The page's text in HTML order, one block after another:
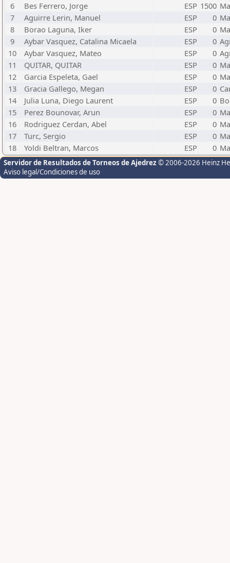
6
Bes Ferrero, Jorge ESP 1500
7
Aguirre Lerin, Manuel ESP 0
8
Borao Laguna, Iker ESP 0
9
Aybar Vasquez, Catalina Micaela ESP 0
10
Aybar Vasquez, Mateo ESP 0
11
QUITAR, QUITAR ESP 0
12
Garcia Espeleta, Gael ESP 0
13
Gracia Gallego, Megan ESP 0
14
Julia Luna, Diego Laurent ESP 0
15
Perez Bounovar, Arun ESP 0
16
Rodriguez Cerdan, Abel ESP 0
17
Turc, Sergio ESP 0
18
Yoldi Beltran, Marcos ESP 0
Servidor de Resultados de Torneos de Ajedrez © 2006-2026 Heinz
Aviso legal/Condiciones de uso